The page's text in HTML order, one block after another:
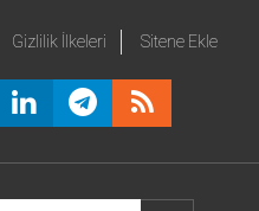
Gizlilik İlkeleri Sitene Ekle